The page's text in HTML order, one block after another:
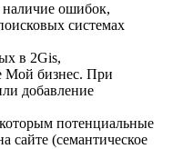
наличие ошибок,
системах
в 2Gis,
Мой бизнес. При
добавление
потенциальные
сайте (семантическое